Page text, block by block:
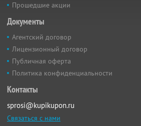
Прошедшие акции
Документы
Агентский договор
Лицензионный договор
Публичная оферта
Политика конфиденциальности
Контакты
sprosi@kupikupon.ru
Связаться с нами